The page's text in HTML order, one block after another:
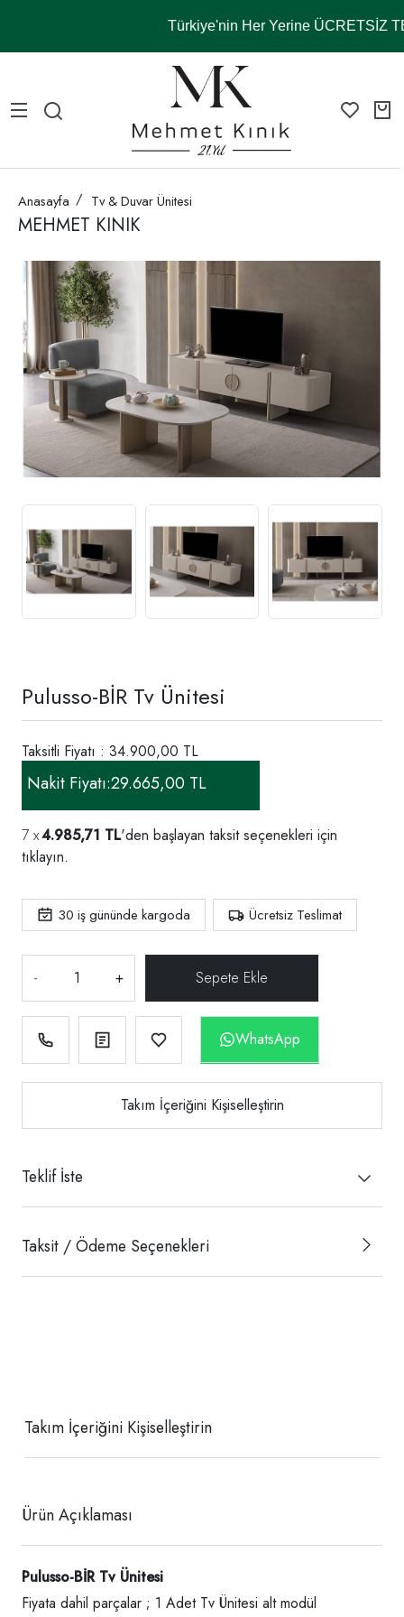
Türkiye'nin Her Yerine ÜCRETSİZ
Anasayfa Tv & Duvar Ünitesi
MEHMET KINIK
Pulusso-BİR Tv Ünitesi
Taksitli Fiyatı : 34.900,00 TL
Nakit Fiyatı:29.665,00 TL
4.985,71 TL'den başlayan taksit seçenekleri için
tıklayın.
30 iş gününde kargoda Ücretsiz Teslimat
- +
WhatsApp
Takım İçeriğini Kişiselleştirin
Teklif İste
Taksit / Ödeme Seçenekleri
Takım İçeriğini Kişiselleştirin
Ürün Açıklaması
Pulusso-BİR Tv Ünitesi
Fiyata dahil parçalar ; 1 Adet Tv Ünitesi alt modül